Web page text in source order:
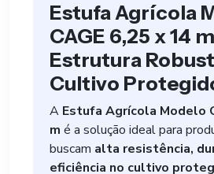
Estufa Agrícola
CAGE 6,25 x 14 m |
Estrutura
Cultivo
A Estufa Agrícola Modelo
m é a solução ideal para
buscam alta resistência,
eficiência no cultivo